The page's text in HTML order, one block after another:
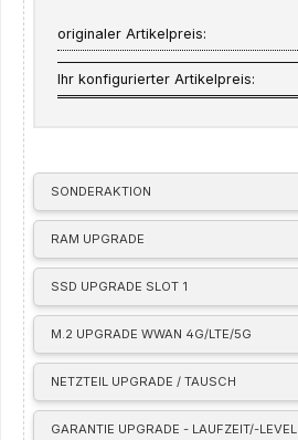
SONDERAKTION
RAM UPGRADE
SSD UPGRADE SLOT 1
M.2 UPGRADE WWAN 4G/LTE/5G
NETZTEIL UPGRADE / TAUSCH
GARANTIE UPGRADE - LAUFZEIT/-LEVEL
originaler Artikelpreis:
Ihr konfigurierter Artikelpreis: